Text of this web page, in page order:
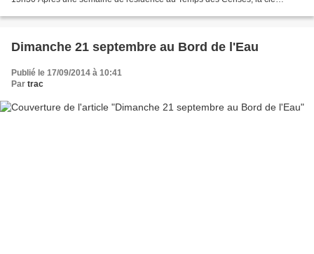
Dimanche 21 septembre au Bord de l'Eau
Publié le 17/09/2014 à 10:41
Par trac